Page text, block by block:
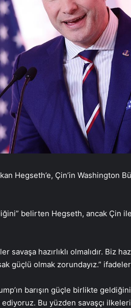
Hegseth’e, Çin’in Washington
belirten Hegseth, ancak Çin
savaşa hazırlıklı olmalıdır. Biz
güçlü olmak zorundayız.”
barışın güçle birlikte
Bu yüzden savaşçı